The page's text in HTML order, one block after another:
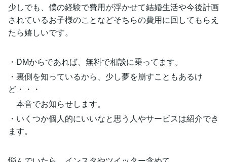
少しでも、僕の経験で費用が浮かせて結婚生活や今後計画
されているお子様のことなどそちらの費用に回してもらえ
たら嬉しいです。
・DMからであれば、無料で相談に乗ってます。
・裏側を知っているから、少し夢を崩すこともあるけ
ど・・・
本音でお知らせします。
・いくつか個人的にいいなと思う人やサービスは紹介でき
ます。